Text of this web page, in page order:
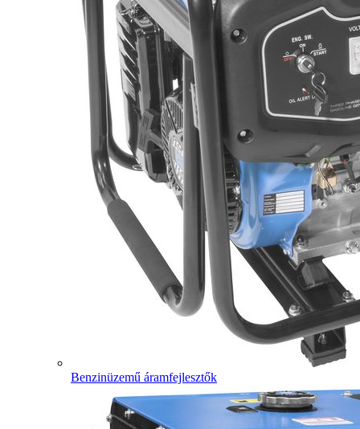
Benzinüzemű áramfejlesztők